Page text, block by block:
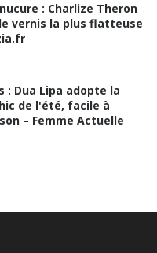
: Charlize Theron
vernis la plus flatteuse
: Dua Lipa adopte la
de l'été, facile à
– Femme Actuelle